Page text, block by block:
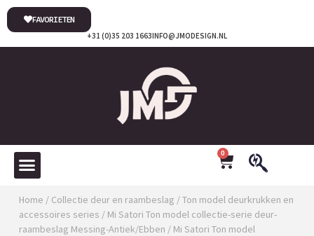
INFO@JMODESIGN.NL
+31 (0)35 203 1663
FAVORIETEN
0
Home / Collectie deur en raambeslag /Ton model deurkrukken en
accessoires series / Mi Satori Ton model collectie-serie deur-
raambeslag Messing-Antiek/Ebben / Mi Satori Ton model